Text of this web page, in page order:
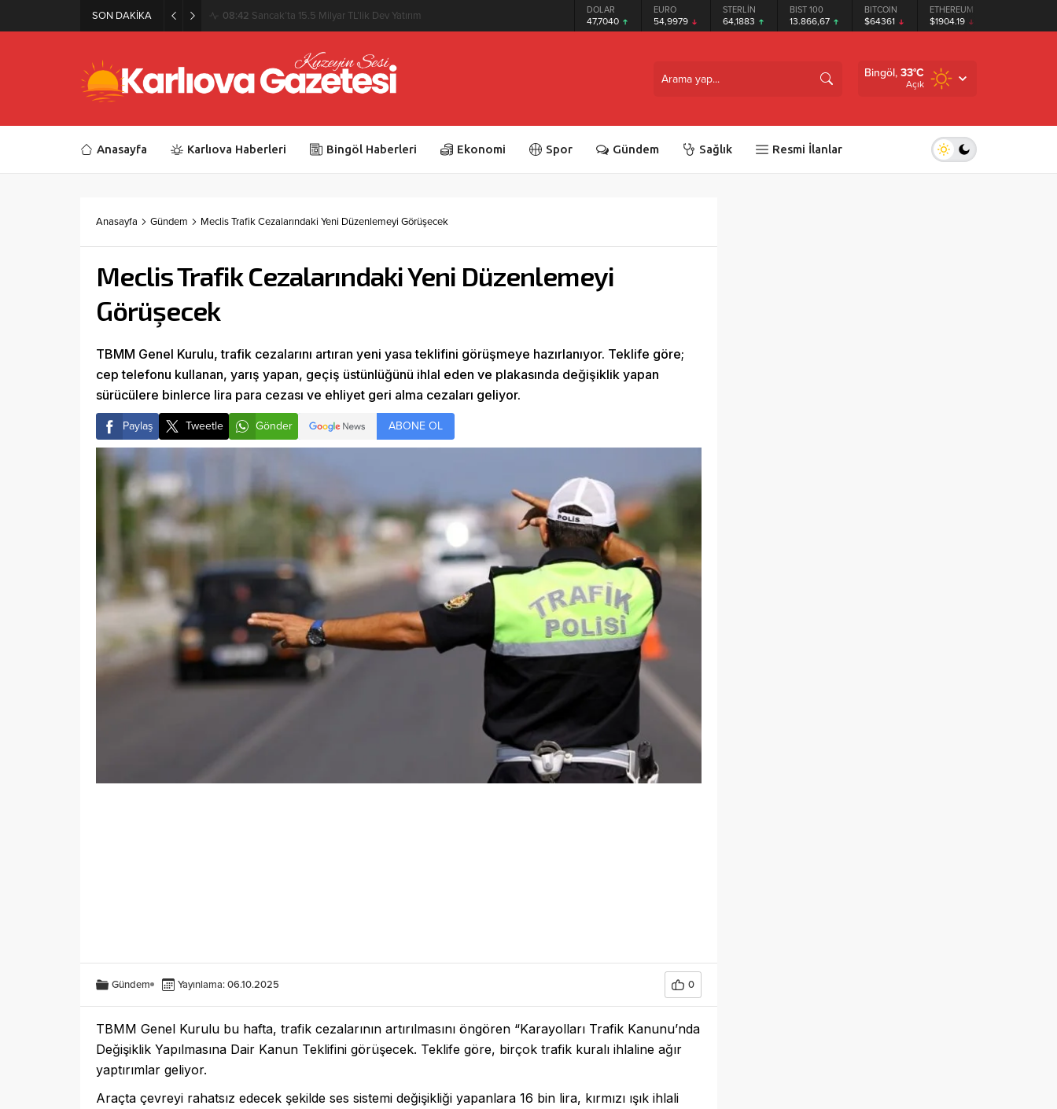
SON DAKİKA 08:42 Sancak’ta 15.5 Milyar TL’lik Dev Yatırım DOLAR
47,7040
EURO
54,9979
STERLİN
64,1883
BIST 100
13.866,67
BITCOIN
$64361
ETHEREUM
$1904.19
Bingöl, 33°C
Açık
Anasayfa Karlıova Haberleri Bingöl Haberleri Ekonomi Spor Gündem Sağlık Resmi İlanlar
Anasayfa Gündem Meclis Trafik Cezalarındaki Yeni Düzenlemeyi Görüşecek
Meclis Trafik Cezalarındaki Yeni Düzenlemeyi
Görüşecek
TBMM Genel Kurulu, trafik cezalarını artıran yeni yasa teklifini görüşmeye hazırlanıyor. Teklife göre;
cep telefonu kullanan, yarış yapan, geçiş üstünlüğünü ihlal eden ve plakasında değişiklik yapan
sürücülere binlerce lira para cezası ve ehliyet geri alma cezaları geliyor.
Paylaş Tweetle Gönder ABONE OL
Gündem Yayınlama: 06.10.2025 0
TBMM Genel Kurulu bu hafta, trafik cezalarının artırılmasını öngören “Karayolları Trafik Kanunu’nda
Değişiklik Yapılmasına Dair Kanun Teklifini görüşecek. Teklife göre, birçok trafik kuralı ihlaline ağır
yaptırımlar geliyor.
Araçta çevreyi rahatsız edecek şekilde ses sistemi değişikliği yapanlara 16 bin lira, kırmızı ışık ihlali